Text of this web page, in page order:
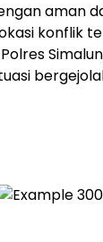
aman
konflik